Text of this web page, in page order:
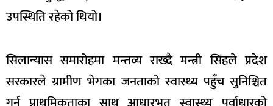
उपस्थिति रहेको थियो।
सिलान्यास समारोहमा मन्तव्य राख्दै मन्त्री सिंहले प्रदेश
सरकारले ग्रामीण भेगका जनताको स्वास्थ्य पहुँच सुनिश्चित